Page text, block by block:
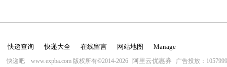
快递查询 快递大全 在线留言 网站地图 Manage
快递吧 www.expba.com 版权所有©2014-2026 阿里云优惠券 广告投放：